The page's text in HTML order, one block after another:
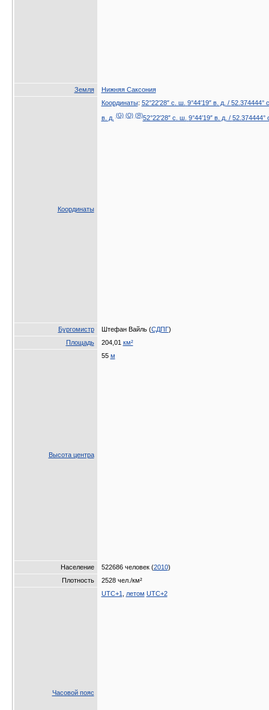
Земля Нижняя Саксония
Координаты
Координаты: 52°22′28″ с. ш. 9°44′19″ в. д. / 52.374444°
в. д. (G) (O) (Я)52°22′28″ с. ш. 9°44′19″ в. д. / 52.374444°
Бургомистр Штефан Вайль (СДПГ)
Площадь
204,01 км²
Высота центра
55 м
Население 522686 человек (2010)
Плотность
2528 чел./км²
Часовой пояс
UTC+1 летом UTC+2